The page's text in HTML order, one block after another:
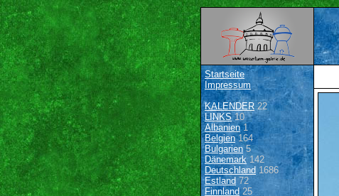
Startseite
Impressum
KALENDER22
LINKS10
Albanien1
Belgien164
Bulgarien 5
Dänemark142
Deutschland 1686
Estland 72
Finnland 25